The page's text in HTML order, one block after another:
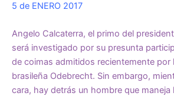
5 de ENERO 2017
Angelo Calcaterra, el primo del
será investigado por su presunta
de coimas admitidos recientemente por
brasileña Odebrecht. Sin embargo,
cara, hay detrás un hombre que maneja